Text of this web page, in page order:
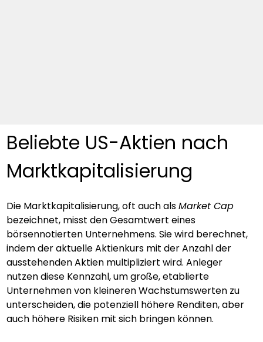
Beliebte US-Aktien nach
Marktkapitalisierung
Die Marktkapitalisierung, oft auch als Market Cap
bezeichnet, misst den Gesamtwert eines
börsennotierten Unternehmens. Sie wird berechnet,
indem der aktuelle Aktienkurs mit der Anzahl der
ausstehenden Aktien multipliziert wird. Anleger
nutzen diese Kennzahl, um große, etablierte
Unternehmen von kleineren Wachstumswerten zu
unterscheiden, die potenziell höhere Renditen, aber
auch höhere Risiken mit sich bringen können.